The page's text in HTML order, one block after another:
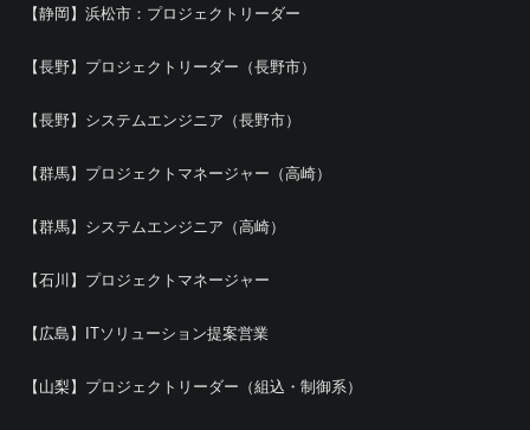
【静岡】浜松市：プロジェクトリーダー
【長野】プロジェクトリーダー（長野市）
【長野】システムエンジニア（長野市）
【群馬】プロジェクトマネージャー（高崎）
【群馬】システムエンジニア（高崎）
【石川】プロジェクトマネージャー
【広島】ITソリューション提案営業
【山梨】プロジェクトリーダー（組込・制御系）